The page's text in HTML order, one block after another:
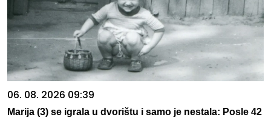
06. 08. 2026 09:39
Marija (3) se igrala u dvorištu i samo je nestala: Posle 42